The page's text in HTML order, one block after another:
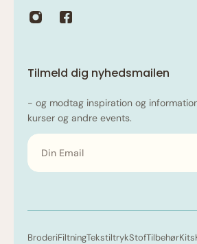
Tilmeld dig nyhedsmailen
- og modtag inspiration og
kurser og andre events.
Email
BroderiFiltningTekstiltrykStofTilbehørKits